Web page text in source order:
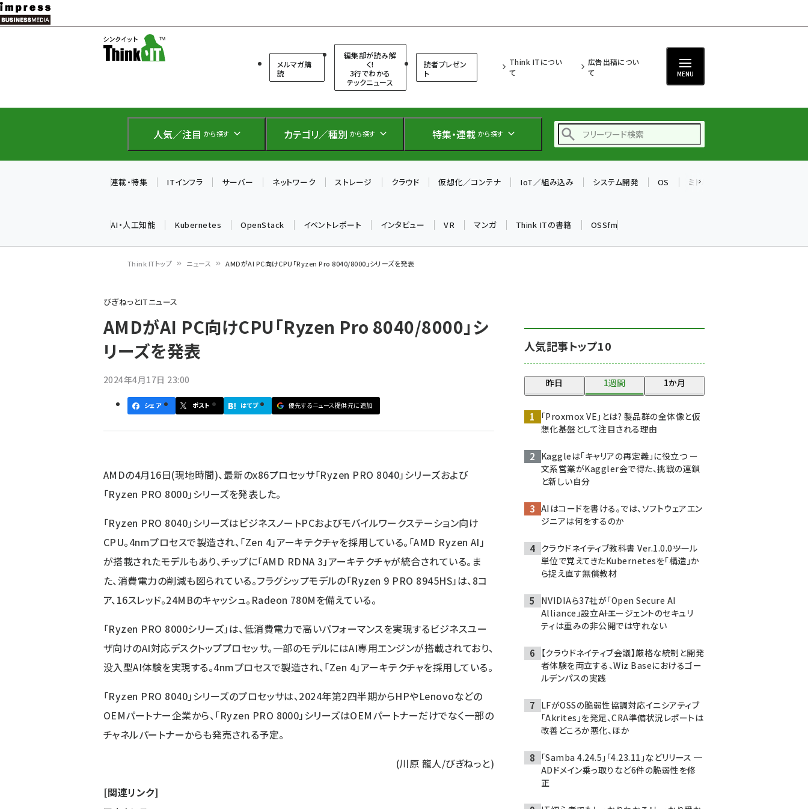
メ
イ
テ
に
メルマガ購
読
編集部が読み解
く!
3行でわかる
テックニュース
読者プレゼン
ト
Think ITについ
て
広告出稿につい
て
MENU
人気／注目 から探す カテゴリ／種別 から探す 特集・連載 から探す
仲間と築いた勝利の絆～
drupal (1929)
genai (1468)
abc123 (1341)
連載・特集 ITインフラ サーバー ネットワーク ストレージ クラウド 仮想化／コンテナ IoT／組み込み システム開発 OS ミドルウェア
AI・人工知能 Kubernetes OpenStack イベントレポート インタビュー VR マンガ Think ITの書籍 OSSfm
ン
く
ず
Think ITトップ ニュース AMDがAI PC向けCPU「Ryzen Pro 8040/8000」シリーズを発表
びぎねっとITニュース
AMDがAI PC向けCPU「Ryzen Pro 8040/8000」シ
リーズを発表
2024年4月17日 23:00
シェア ポスト はてブ 優先するニュース提供元に追加
AMDの4月16日(現地時間)、最新のx86プロセッサ「Ryzen PRO 8040」シリーズおよび
「Ryzen PRO 8000」シリーズを発表した。
「Ryzen PRO 8040」シリーズはビジネスノートPCおよびモバイルワークステーション向け
CPU。4nmプロセスで製造され、「Zen 4」アーキテクチャを採用している。「AMD Ryzen AI」
が搭載されたモデルもあり、チップに「AMD RDNA 3」アーキテクチャが統合されている。ま
た、消費電力の削減も図られている。フラグシップモデルの「Ryzen 9 PRO 8945HS」は、8コ
ア、16スレッド。24MBのキャッシュ。Radeon 780Mを備えている。
「Ryzen PRO 8000シリーズ」は、低消費電力で高いパフォーマンスを実現するビジネスユー
ザ向けのAI対応デスクトッププロセッサ。一部のモデルにはAI専用エンジンが搭載されており、
没入型AI体験を実現する。4nmプロセスで製造され、「Zen 4」アーキテクチャを採用している。
「Ryzen PRO 8040」シリーズのプロセッサは、2024年第2四半期からHPやLenovoなどの
OEMパートナー企業から、「Ryzen PRO 8000」シリーズはOEMパートナーだけでなく一部の
チャネルパートナーからも発売される予定。
(川原 龍人/びぎねっと)
[関連リンク]
人気記事トップ10
昨日 1週間 1か月
「Proxmox VE」とは? 製品群の全体像と仮
想化基盤として注目される理由
Kaggleは「キャリアの再定義」に役立つ ー
文系営業がKaggler会で得た、挑戦の連鎖
と新しい自分
AIはコードを書ける。では、ソフトウェアエン
ジニアは何をするのか
クラウドネイティブ教科書 Ver.1.0.0――ツール
単位で覚えてきたKubernetesを「構造」か
ら捉え直す無償教材
NVIDIAら37社が「Open Secure AI
Alliance」設立――AIエージェントのセキュリ
ティは重みの非公開では守れない
【クラウドネイティブ会議】厳格な統制と開発
者体験を両立する、Wiz Baseにおけるゴー
ルデンパスの実践
LFがOSSの脆弱性協調対応イニシアティブ
「Akrites」を発足、CRA準備状況レポートは
改善どころか悪化、ほか
「Samba 4.24.5」「4.23.11」などリリース ─
ADドメイン乗っ取りなど6件の脆弱性を修
正